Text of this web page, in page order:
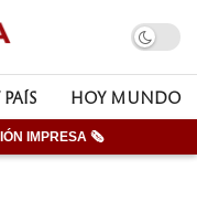
HOY MUNDO
IMPRESA 🗞